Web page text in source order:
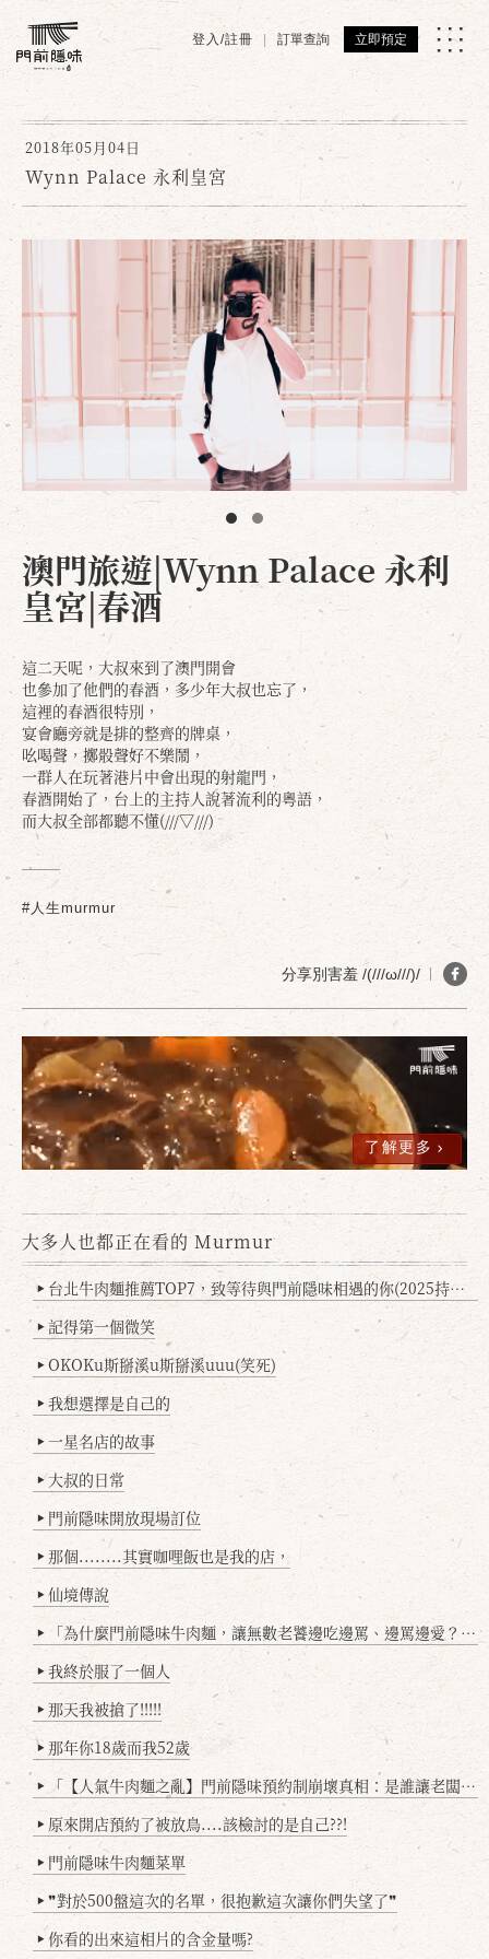
登入/註冊 訂單查詢 立即預定
2018年05月04日
Wynn Palace 永利皇宮
澳門旅遊|Wynn Palace 永利
皇宮|春酒
這二天呢，大叔來到了澳門開會
也參加了他們的春酒，多少年大叔也忘了，
這裡的春酒很特別，
宴會廳旁就是排的整齊的牌桌，
吆喝聲，擲骰聲好不樂鬧，
一群人在玩著港片中會出現的射龍門，
春酒開始了，台上的主持人說著流利的粵語，
而大叔全部都聽不懂(///▽///)
#人生murmur
分享別害羞 /(///ω///)/
了解更多
大多人也都正在看的 Murmur
▶ 台北牛肉麵推薦TOP7，致等待與門前隱味相遇的你(2025持續更新
▶ 記得第一個微笑
▶ OKOKu斯掰溪u斯掰溪uuu(笑死)
▶ 我想選擇是自己的
▶ 一星名店的故事
▶ 大叔的日常
▶ 門前隱味開放現場訂位
▶ 那個........其實咖哩飯也是我的店，
▶ 仙境傳說
▶ 「為什麼門前隱味牛肉麵，讓無數老饕邊吃邊罵、邊罵邊愛？小辣雞揭密！」
▶ 我終於服了一個人
▶ 那天我被搶了!!!!!
▶ 那年你18歲而我52歲
▶ 「【人氣牛肉麵之亂】門前隱味預約制崩壞真相：是誰讓老闆心灰意冷？」
▶ 原來開店預約了被放鳥....該檢討的是自己??!
▶ 門前隱味牛肉麵菜單
▶ ❞對於500盤這次的名單，很抱歉這次讓你們失望了❞
▶ 你看的出來這相片的含金量嗎?
確定